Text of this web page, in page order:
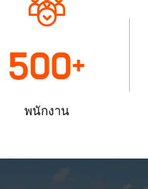
500+
พนักงาน